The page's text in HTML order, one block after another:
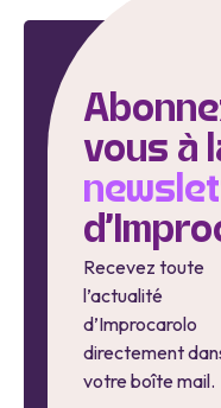
vous à
Recevez toute
l’actualité
d’Improcarolo
directement
votre boîte mail.